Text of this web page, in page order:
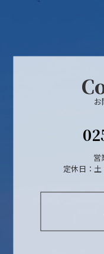
お
営
定休日：